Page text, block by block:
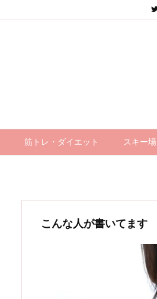
筋トレ・ダイエット スキー場
こんな人が書いてます